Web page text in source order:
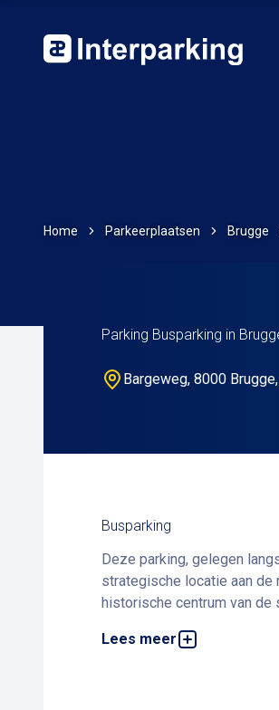
Home Parkeerplaatsen Brugge
Parking Busparking in
Bargeweg, 8000
Busparking
Deze parking, gelegen
strategische locatie aan de
historische centrum van de
Lees meer
Deze openluchtparking is